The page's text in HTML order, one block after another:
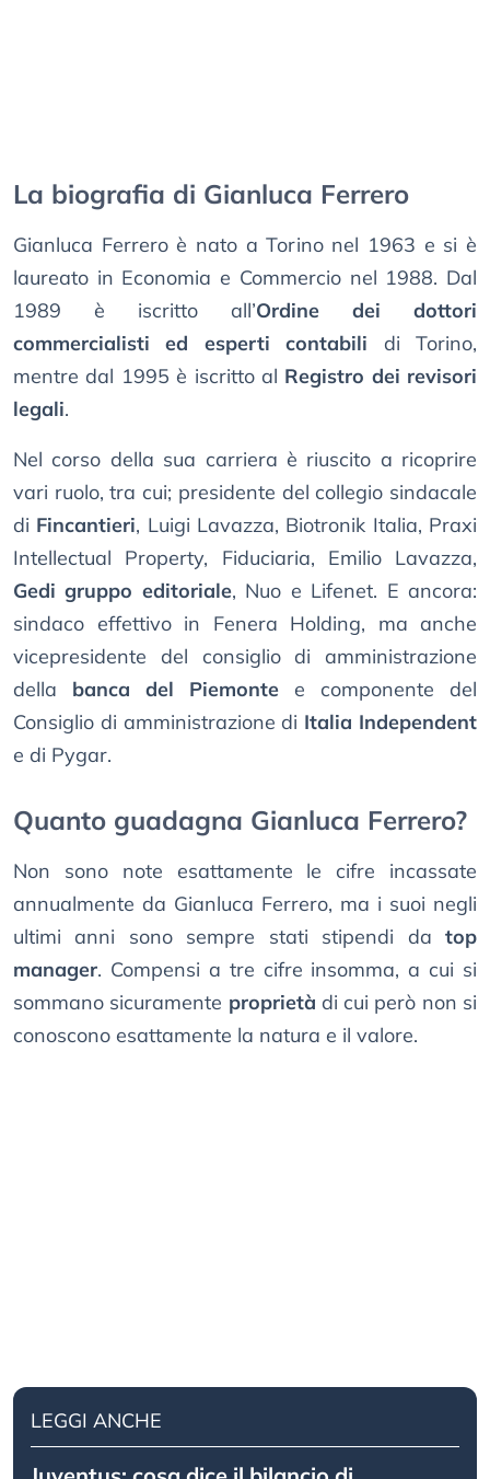
La biografia di Gianluca Ferrero
Gianluca Ferrero è nato a Torino nel 1963 e si è
laureato in Economia e Commercio nel 1988. Dal
1989 è iscritto all’Ordine dei dottori
commercialisti ed esperti contabili di Torino,
mentre dal 1995 è iscritto al Registro dei revisori
legali.
Nel corso della sua carriera è riuscito a ricoprire
vari ruolo, tra cui; presidente del collegio sindacale
di Fincantieri, Luigi Lavazza, Biotronik Italia, Praxi
Intellectual Property, Fiduciaria, Emilio Lavazza,
Gedi gruppo editoriale, Nuo e Lifenet. E ancora:
sindaco effettivo in Fenera Holding, ma anche
vicepresidente del consiglio di amministrazione
della banca del Piemonte e componente del
Consiglio di amministrazione di Italia Independent
e di Pygar.
Quanto guadagna Gianluca Ferrero?
Non sono note esattamente le cifre incassate
annualmente da Gianluca Ferrero, ma i suoi negli
ultimi anni sono sempre stati stipendi da top
manager. Compensi a tre cifre insomma, a cui si
sommano sicuramente proprietà di cui però non si
conoscono esattamente la natura e il valore.
LEGGI ANCHE